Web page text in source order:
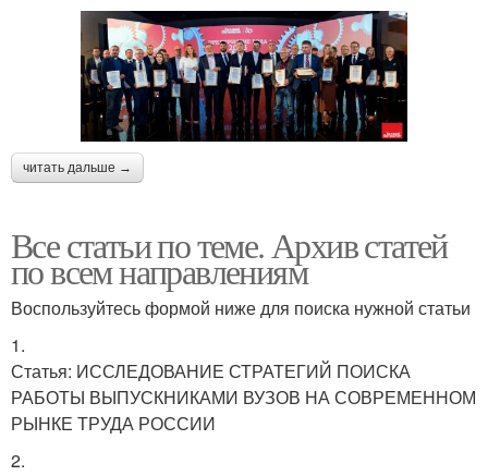
читать дальше →
Все статьи по теме. Архив статей
по всем направлениям
Воспользуйтесь формой ниже для поиска нужной статьи
1.
Статья: ИССЛЕДОВАНИЕ СТРАТЕГИЙ ПОИСКА
РАБОТЫ ВЫПУСКНИКАМИ ВУЗОВ НА СОВРЕМЕННОМ
РЫНКЕ ТРУДА РОССИИ
2.